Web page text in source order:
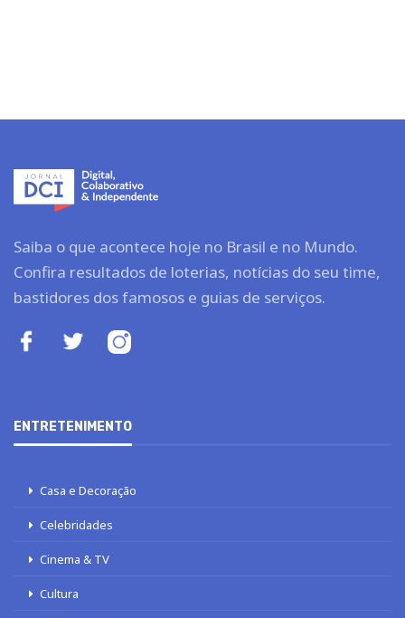
Saiba o que acontece hoje no Brasil e no Mundo.
Confira resultados de loterias, notícias do seu time,
bastidores dos famosos e guias de serviços.
ENTRETENIMENTO
Casa e Decoração
Celebridades
Cinema & TV
Cultura